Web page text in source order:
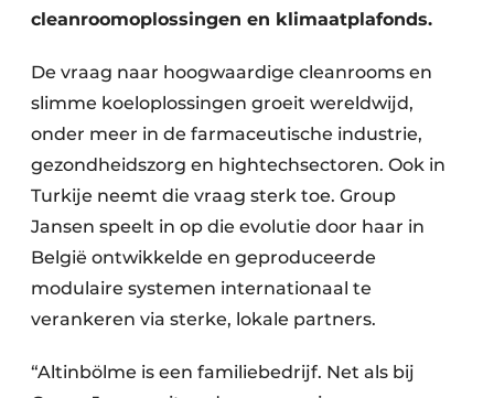
Interieurarchitectuur
Renovatie
Software
Toegangscontrole
Veiligheid & Opleiding
Zonwering
cleanroomoplossingen en klimaatplafonds.
De vraag naar hoogwaardige cleanrooms en
slimme koeloplossingen groeit wereldwijd,
onder meer in de farmaceutische industrie,
gezondheidszorg en hightechsectoren. Ook in
Turkije neemt die vraag sterk toe. Group
Jansen speelt in op die evolutie door haar in
België ontwikkelde en geproduceerde
modulaire systemen internationaal te
verankeren via sterke, lokale partners.
“Altinbölme is een familiebedrijf. Net als bij